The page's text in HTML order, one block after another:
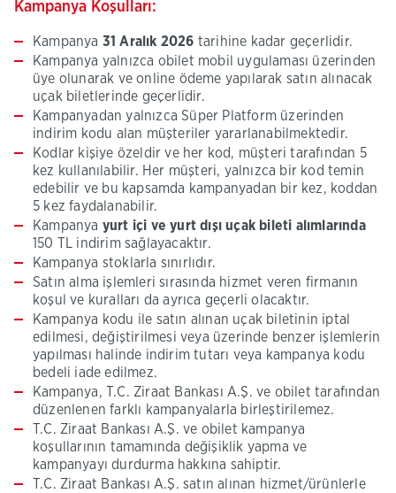
Kampanya Koşulları:​
Kampanya 31 Aralık 2026 tarihine kadar geçerlidir.
Kampanya yalnızca obilet mobil uygulaması üzerinden
üye olunarak ve online ödeme yapılarak satın alınacak
uçak biletlerinde geçerlidir.
Kampanyadan yalnızca Süper Platform üzerinden
indirim kodu alan müşteriler yararlanabilmektedir.
Kodlar kişiye özeldir ve her kod, müşteri tarafından 5
kez kullanılabilir. Her müşteri, yalnızca bir kod temin
edebilir ve bu kapsamda kampanyadan bir kez, koddan
5 kez faydalanabilir.
Kampanya yurt içi ve yurt dışı uçak bileti alımlarında
150 TL indirim sağlayacaktır.
Kampanya stoklarla sınırlıdır.
Satın alma işlemleri sırasında hizmet veren firmanın
koşul ve kuralları da ayrıca geçerli olacaktır.
Kampanya kodu ile satın alınan uçak biletinin iptal
edilmesi, değiştirilmesi veya üzerinde benzer işlemlerin
yapılması halinde indirim tutarı veya kampanya kodu
bedeli iade edilmez.
Kampanya, T.C. Ziraat Bankası A.Ş. ve obilet tarafından
düzenlenen farklı kampanyalarla birleştirilemez.
T.C. Ziraat Bankası A.Ş. ve obilet kampanya
koşullarının tamamında değişiklik yapma ve
kampanyayı durdurma hakkına sahiptir.
T.C. Ziraat Bankası A.Ş. satın alınan hizmet/ürünlerle